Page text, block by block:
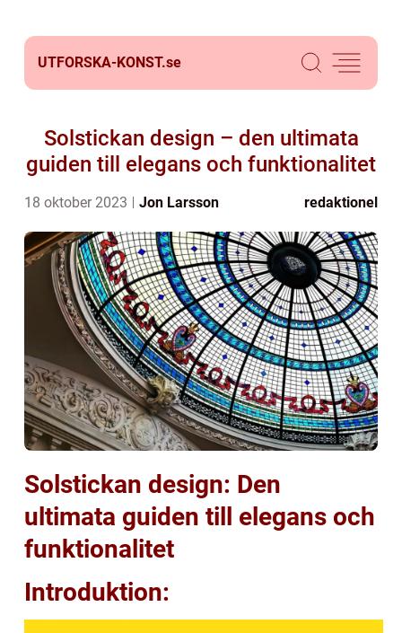
UTFORSKA-KONST.se
Solstickan design – den ultimata
guiden till elegans och funktionalitet
18 oktober 2023 Jon Larsson redaktionel
Solstickan design: Den
ultimata guiden till elegans och
funktionalitet
Introduktion: